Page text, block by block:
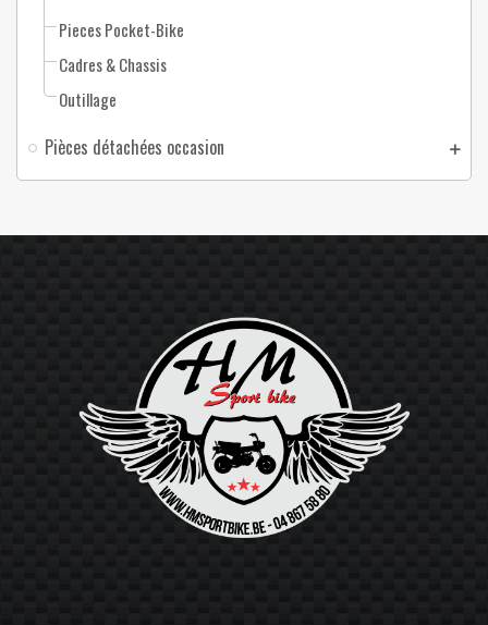
Pieces Pocket-Bike
Cadres & Chassis
Outillage
Pièces détachées occasion